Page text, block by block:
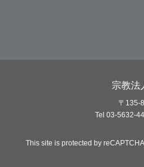
宗教法
〒135-
Tel 03-5632-
This site is protected by